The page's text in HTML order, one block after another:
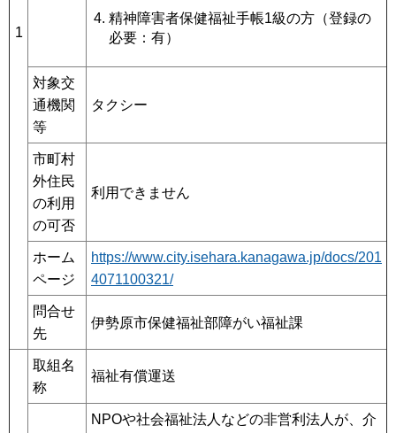
1
精神障害者保健福祉手帳1級の方（登録の
必要：有）
対象交
通機関
等
タクシー
市町村
外住民
の利用
の可否
利用できません
ホーム
ページ
https://www.city.isehara.kanagawa.jp/docs/201
4071100321/
問合せ
先
伊勢原市保健福祉部障がい福祉課
取組名
称
福祉有償運送
NPOや社会福祉法人などの非営利法人が、介